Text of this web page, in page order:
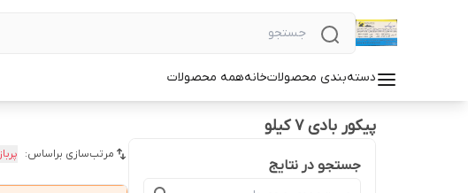
دسته‌بندی محصولاتخانههمه محصولات
پیکور بادی 7 کیلو
جستجو در نتایج
مرتب‌سازی براساس: